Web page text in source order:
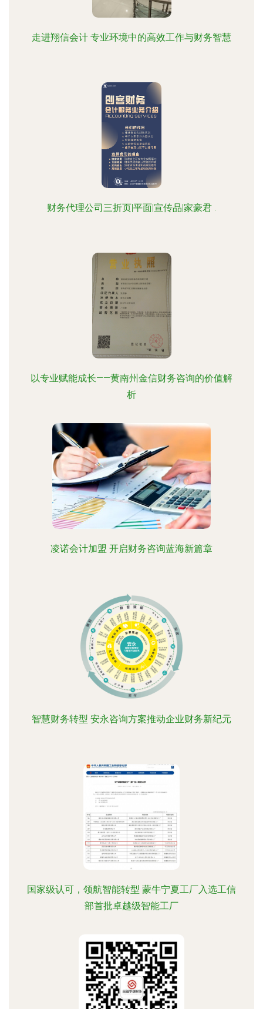
走进翔信会计 专业环境中的高效工作与财务智慧
财务代理公司三折页|平面|宣传品|家豪君 .
以专业赋能成长——黄南州金信财务咨询的价值解
析
凌诺会计加盟 开启财务咨询蓝海新篇章
智慧财务转型 安永咨询方案推动企业财务新纪元
国家级认可，领航智能转型 蒙牛宁夏工厂入选工信
部首批卓越级智能工厂